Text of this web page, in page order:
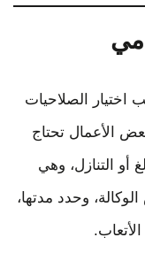
اختيار الصلاحيات
الأعمال تحتاج
أو التنازل، وهي
وحدد مدتها،